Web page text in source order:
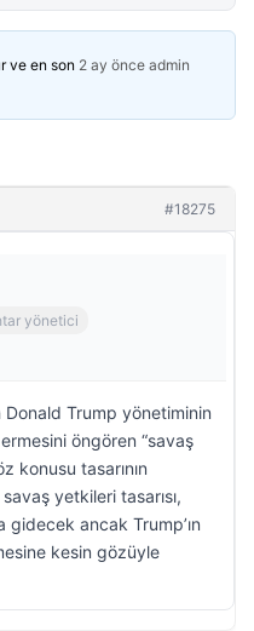
ve en son 2 ay önce admin
#18275
yönetici
Donald Trump yönetiminin
ermesini öngören “savaş
konusu tasarının
yetkileri tasarısı,
gidecek ancak Trump’ın
kesin gözüyle